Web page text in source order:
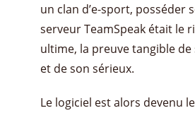
un clan d’e-sport, posséder
serveur TeamSpeak était le
ultime, la preuve tangible de
et de son sérieux.
Le logiciel est alors devenu